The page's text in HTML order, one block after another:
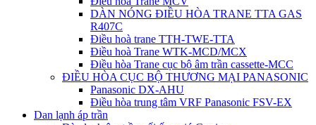
DÀN NÓNG ĐIỀU HÒA TRANE TTA GAS
R407C
Điều hoà trane TTH-TWE-TTA
Điều hoà Trane WTK-MCD/MCX
Điều hòa Trane cục bộ âm trần cassette-MCC
ĐIỀU HÒA CỤC BỘ THƯƠNG MẠI PANASONIC
Panasonic DX-AHU
Điều hòa trung tâm VRF Panasonic FSV-EX
Dan lạnh áp trần